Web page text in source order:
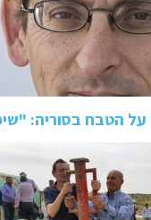
על הטבח בסוריה: